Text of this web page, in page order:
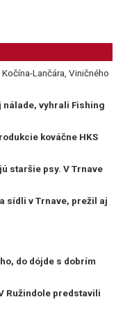
Lančára, Viničného
nálade, vyhrali Fishing
kováčne HKS
staršie psy. V Trnave
sídli v Trnave, prežil aj
do dójde s dobrím
Ružindole predstavili